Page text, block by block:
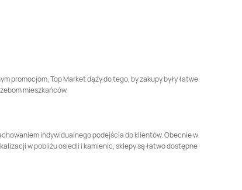
promocjom, Top Market dąży do tego, by zakupy były łatwe
mieszkańców.
indywidualnego podejścia do klientów. Obecnie w
w pobliżu osiedli i kamienic, sklepy są łatwo dostępne